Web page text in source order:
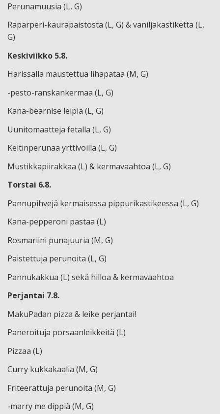
Perunamuusia (L, G)
Raparperi-kaurapaistosta (L, G) & vaniljakastiketta (L,
G)
Keskiviikko 5.8.
Harissalla maustettua lihapataa (M, G)
-pesto-ranskankermaa (L, G)
Kana-bearnise leipiä (L, G)
Uunitomaatteja fetalla (L, G)
Keitinperunaa yrttivoilla (L, G)
Mustikkapiirakkaa (L) & kermavaahtoa (L, G)
Torstai 6.8.
Pannupihvejä kermaisessa pippurikastikeessa (L, G)
Kana-pepperoni pastaa (L)
Rosmariini punajuuria (M, G)
Paistettuja perunoita (L, G)
Pannukakkua (L) sekä hilloa & kermavaahtoa
Perjantai 7.8.
MakuPadan pizza & leike perjantai!
Paneroituja porsaanleikkeitä (L)
Pizzaa (L)
Curry kukkakaalia (M, G)
Friteerattuja perunoita (M, G)
-marry me dippiä (M, G)